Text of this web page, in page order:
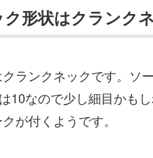
形状はクランク
ランクネックです。ソ
10なので少し細目かも
が付くようです。